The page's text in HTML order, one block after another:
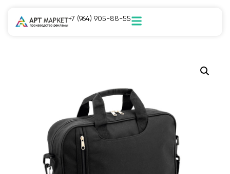
+7 (964) 905-88-55